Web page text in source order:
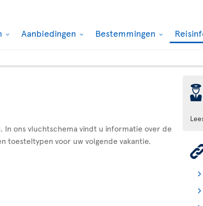
Aanbiedingen Bestemmingen
In ons vluchtschema vindt u informatie over de
toesteltypen voor uw volgende vakantie.
þ